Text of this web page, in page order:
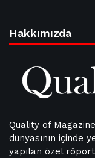
Hakkımızda
Quality of
dünyasının içinde
yapılan özel